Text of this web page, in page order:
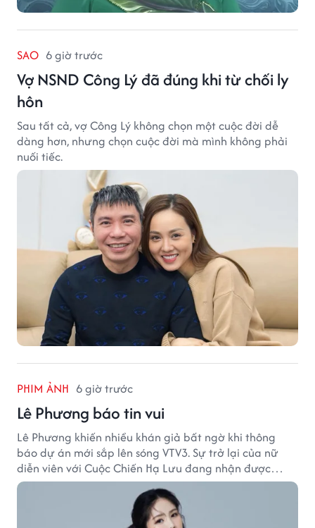
SAO 6 giờ trước
Vợ NSND Công Lý đã đúng khi từ chối ly
hôn
Sau tất cả, vợ Công Lý không chọn một cuộc đời dễ
dàng hơn, nhưng chọn cuộc đời mà mình không phải
nuối tiếc.
PHIM ẢNH 6 giờ trước
Lê Phương báo tin vui
Lê Phương khiến nhiều khán giả bất ngờ khi thông
báo dự án mới sắp lên sóng VTV3. Sự trở lại của nữ
diễn viên với Cuộc Chiến Hạ Lưu đang nhận được
nhiều sự quan tâm.